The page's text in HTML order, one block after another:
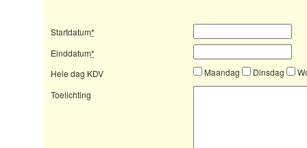
Startdatum*
Einddatum*
Hele dag KDV
Maandag Dinsdag
Toelichting